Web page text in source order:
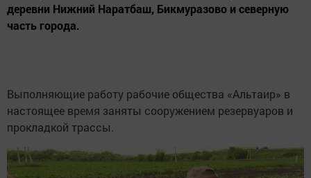
деревни Нижний Наратбаш, Бикмуразово и северную
часть города.
Выполняющие работу рабочие общества «Альтаир» в
настоящее время заняты сооружением резервуаров и
прокладкой трассы.